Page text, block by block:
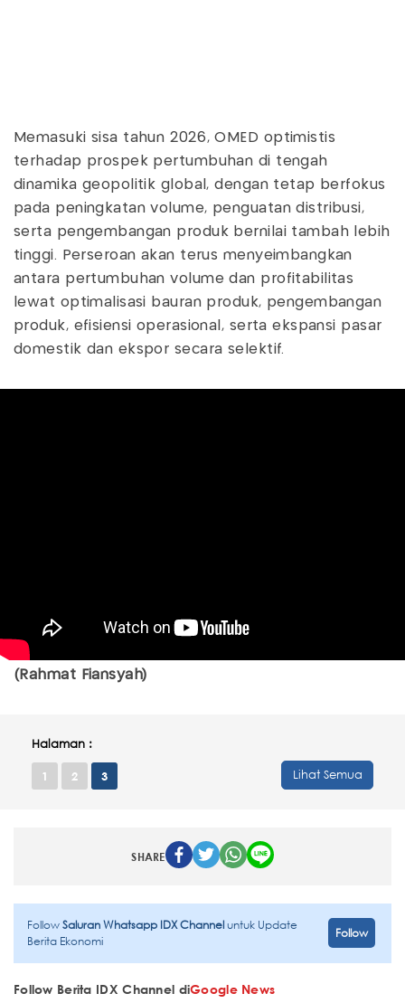
Memasuki sisa tahun 2026, OMED optimistis
terhadap prospek pertumbuhan di tengah
dinamika geopolitik global, dengan tetap berfokus
pada peningkatan volume, penguatan distribusi,
serta pengembangan produk bernilai tambah lebih
tinggi. Perseroan akan terus menyeimbangkan
antara pertumbuhan volume dan profitabilitas
lewat optimalisasi bauran produk, pengembangan
produk, efisiensi operasional, serta ekspansi pasar
domestik dan ekspor secara selektif.
(Rahmat Fiansyah)
Halaman :
1 2 3 Lihat Semua
SHARE
FollowSaluran Whatsapp IDX Channeluntuk Update
Berita Ekonomi
Follow
Follow Berita IDX Channel diGoogle News